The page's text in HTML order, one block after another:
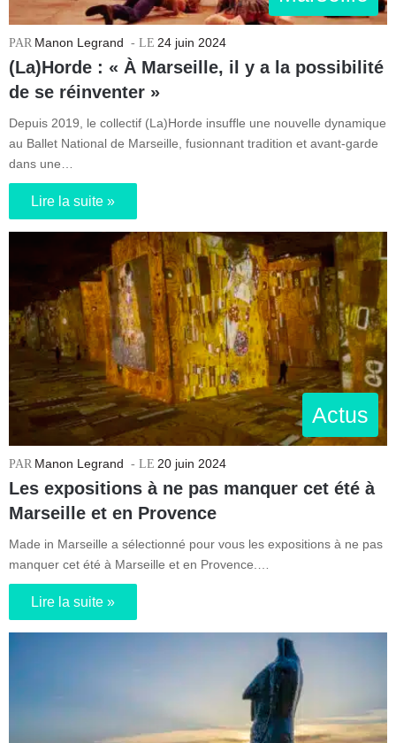
Manon Legrand 24 juin 2024
(La)Horde : « À Marseille, il y a la possibilité
de se réinventer »
Depuis 2019, le collectif (La)Horde insuffle une nouvelle dynamique
au Ballet National de Marseille, fusionnant tradition et avant-garde
dans une…
Lire la suite »
Actus
Manon Legrand 20 juin 2024
Les expositions à ne pas manquer cet été à
Marseille et en Provence
Made in Marseille a sélectionné pour vous les expositions à ne pas
manquer cet été à Marseille et en Provence.…
Lire la suite »